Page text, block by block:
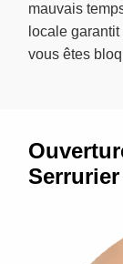
mauvais
locale
vous êtes